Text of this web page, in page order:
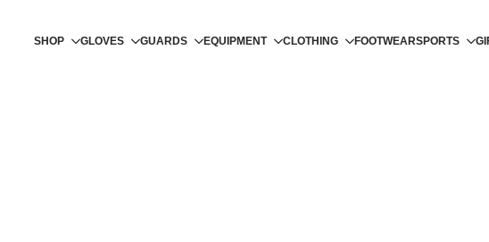
SHOP
GLOVES GUARDS EQUIPMENT CLOTHING FOOTWEARSPORTS